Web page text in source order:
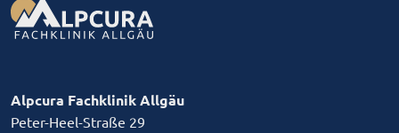
Alpcura Fachklinik Allgäu
Peter-Heel-Straße 29